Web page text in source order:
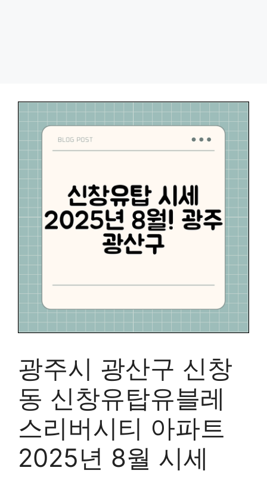
광주시 광산구 신창
동 신창유탑유블레
스리버시티 아파트
2025년 8월 시세